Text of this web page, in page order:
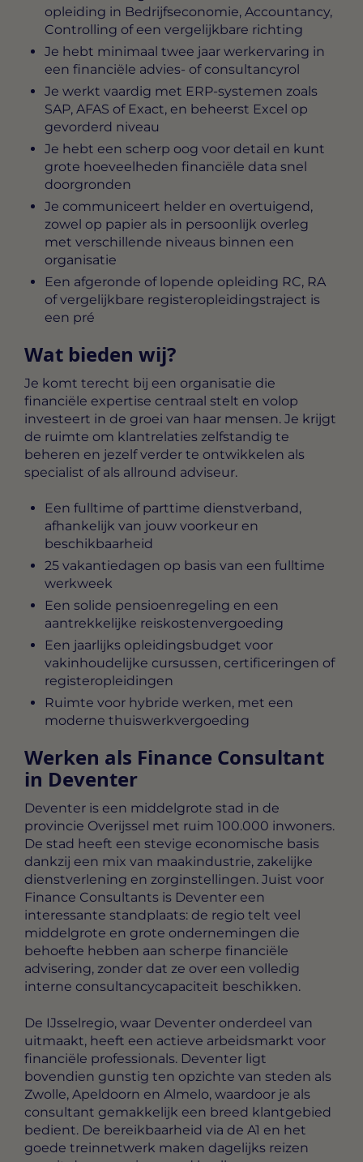
opleiding in Bedrijfseconomie, Accountancy,
Controlling of een vergelijkbare richting
Je hebt minimaal twee jaar werkervaring in
een financiële advies- of consultancyrol
Je werkt vaardig met ERP-systemen zoals
SAP, AFAS of Exact, en beheerst Excel op
gevorderd niveau
Je hebt een scherp oog voor detail en kunt
grote hoeveelheden financiële data snel
doorgronden
Je communiceert helder en overtuigend,
zowel op papier als in persoonlijk overleg
met verschillende niveaus binnen een
organisatie
Een afgeronde of lopende opleiding RC, RA
of vergelijkbare registeropleidingstraject is
een pré
Wat bieden wij?
Je komt terecht bij een organisatie die
financiële expertise centraal stelt en volop
investeert in de groei van haar mensen. Je krijgt
de ruimte om klantrelaties zelfstandig te
beheren en jezelf verder te ontwikkelen als
specialist of als allround adviseur.
Een fulltime of parttime dienstverband,
afhankelijk van jouw voorkeur en
beschikbaarheid
25 vakantiedagen op basis van een fulltime
werkweek
Een solide pensioenregeling en een
aantrekkelijke reiskostenvergoeding
Een jaarlijks opleidingsbudget voor
vakinhoudelijke cursussen, certificeringen of
registeropleidingen
Ruimte voor hybride werken, met een
moderne thuiswerkvergoeding
Werken als Finance Consultant
in Deventer
Deventer is een middelgrote stad in de
provincie Overijssel met ruim 100.000 inwoners.
De stad heeft een stevige economische basis
dankzij een mix van maakindustrie, zakelijke
dienstverlening en zorginstellingen. Juist voor
Finance Consultants is Deventer een
interessante standplaats: de regio telt veel
middelgrote en grote ondernemingen die
behoefte hebben aan scherpe financiële
advisering, zonder dat ze over een volledig
interne consultancycapaciteit beschikken.
De IJsselregio, waar Deventer onderdeel van
uitmaakt, heeft een actieve arbeidsmarkt voor
financiële professionals. Deventer ligt
bovendien gunstig ten opzichte van steden als
Zwolle, Apeldoorn en Almelo, waardoor je als
consultant gemakkelijk een breed klantgebied
bedient. De bereikbaarheid via de A1 en het
goede treinnetwerk maken dagelijks reizen